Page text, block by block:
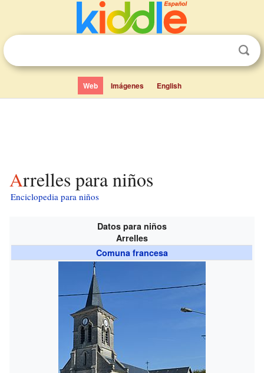
Web Imágenes English
Arrelles para niños
Enciclopedia para niños
Datos para niños
Arrelles
Comuna francesa